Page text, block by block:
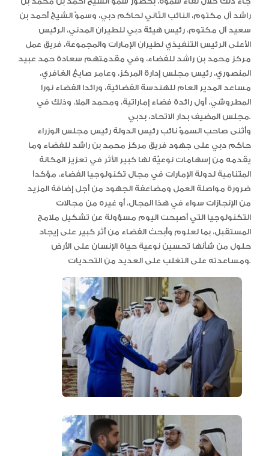
راشد آل مكتوم، النائب الثاني لحاكم دبي، وسموّ الشيخ أحمد بن
سعيد آل مكتوم، رئيس هيئة دبي للطيران المدني، الرئيس
الأعلى الرئيس التنفيذي لطيران الإمارات والمجموعة، فريق عمل
مركز محمد بن راشد للفضاء، وفي مقدمتهم سعادة حمد عبيد
المنصوري، رئيس مجلس إدارة المركز، وعامر صايغ الغافري،
مساعد المدير العام للهندسة الفضائية، ورائدا الفضاء نورا
المطروشي، أول رائدة فضاء إماراتية، ومحمد الملا، وذلك في
مجلس المضيف بدار الاتحاد، بدبي.
وأثنى صاحب السموّ نائب رئيس الدولة رئيس مجلس الوزراء
حاكم دبي على جهود فريق مركز محمد بن راشد للفضاء وما
يقدمه من إسهامات نوعيّة لها كبير الأثر في تعزيز المكانة
المتنامية لدولة الإمارات في مجال تكنولوجيا الفضاء، مؤكداً
ضرورة مواصلة العمل ومضاعفة الجهود من أجل إضافة المزيد
من الإنجازات سواء في هذا المجال، أو غيره من مجالات
التكنولوجيا التي أصبحت اليوم مسؤولة عن تشكيل ملامح
المستقبل، بما لعلوم وأبحث الفضاء من أثر كبير على إيجاد
حلول من شأنها تحسين نوعية حياة الإنسان على الأرض
ومساعدته على التغلب على العديد من التحديات.